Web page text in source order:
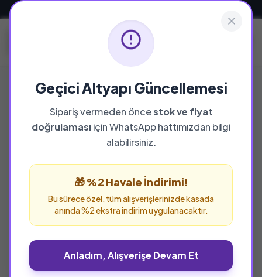
Geçici Altyapı Güncellemesi
Sipariş vermeden öncestok ve fiyat
doğrulamasıiçin WhatsApp hattımızdan bilgi
alabilirsiniz.
🎁 %2 Havale İndirimi!
Bu sürece özel, tüm alışverişlerinizde kasada
anında %2 ekstra indirim uygulanacaktır.
Anladım, Alışverişe Devam Et